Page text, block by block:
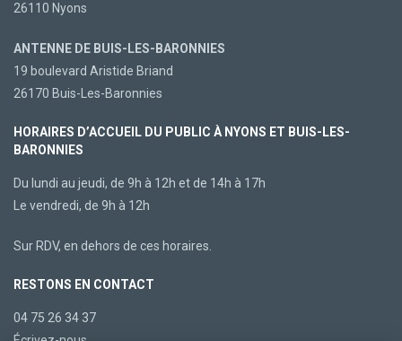
26110 Nyons
ANTENNE DE BUIS-LES-BARONNIES
19 boulevard Aristide Briand
26170 Buis-Les-Baronnies
HORAIRES D’ACCUEIL DU PUBLIC À NYONS ET BUIS-LES-
BARONNIES
Du lundi au jeudi, de 9h à 12h et de 14h à 17h
Le vendredi, de 9h à 12h
Sur RDV, en dehors de ces horaires.
RESTONS EN CONTACT
04 75 26 34 37